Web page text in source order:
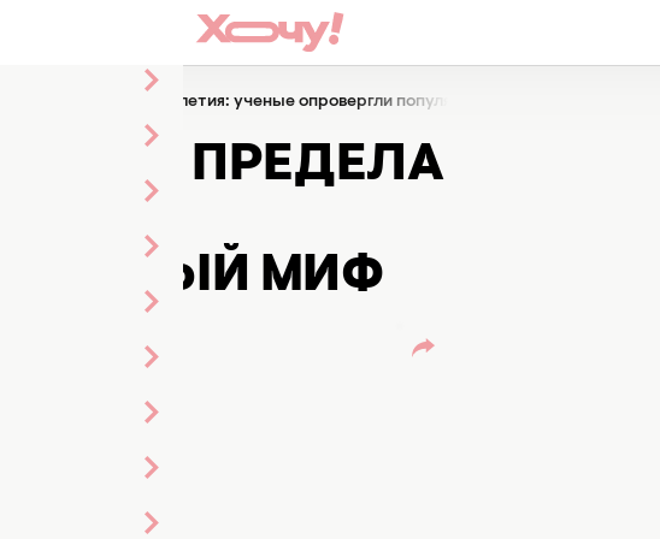
предела долголетия: ученые опровергли популярный миф
ПРЕДЕЛА
МИФ